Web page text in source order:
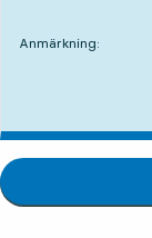
Anmärkning: